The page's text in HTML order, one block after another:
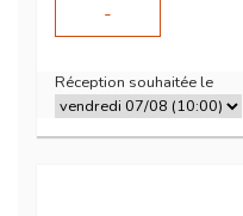
-
Réception souhaitée le